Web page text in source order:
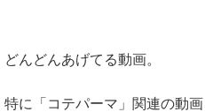
どんどんあげてる動画。
特に「コテパーマ」関連の動